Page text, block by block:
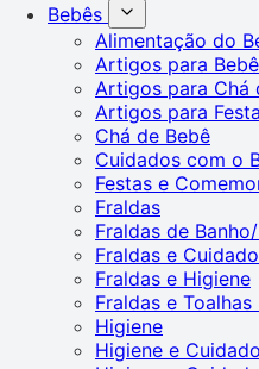
Bebês
Alimentação do
Artigos para
Artigos para Chá
Artigos para
Chá de Bebê
Cuidados com o
Festas e
Fraldas
Fraldas de
Fraldas e
Fraldas e Higiene
Fraldas e
Higiene
Higiene e